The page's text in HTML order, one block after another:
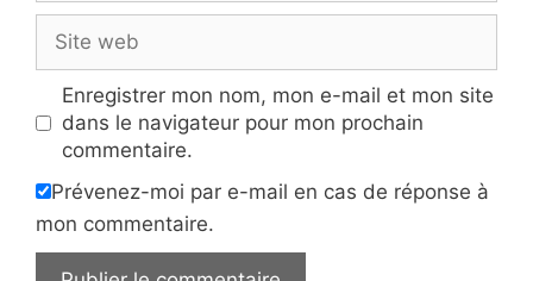
web
Enregistrer mon nom, mon e-mail et mon site
dans le navigateur pour mon prochain
commentaire.
Prévenez-moi par e-mail en cas de réponse à
mon commentaire.